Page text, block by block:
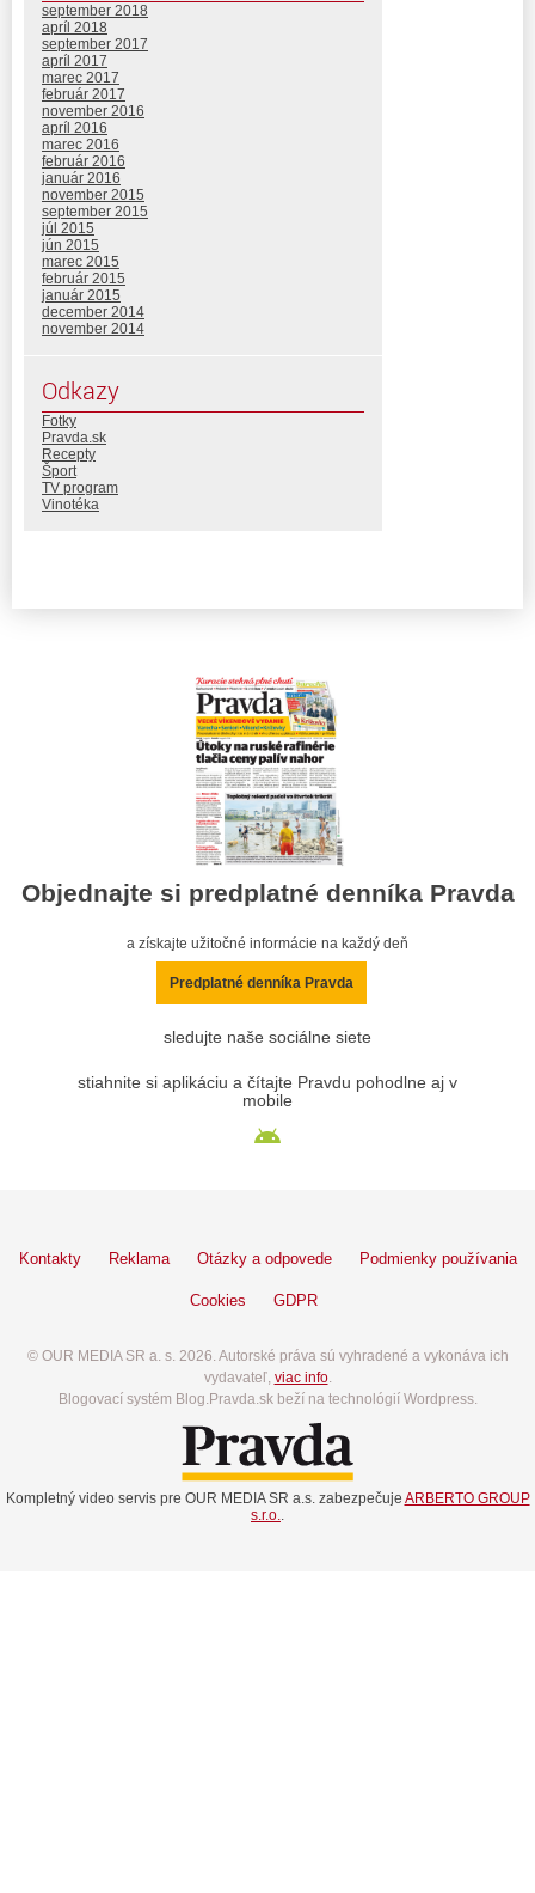
september 2018
apríl 2018
september 2017
apríl 2017
marec 2017
február 2017
november 2016
apríl 2016
marec 2016
február 2016
január 2016
november 2015
september 2015
júl 2015
jún 2015
marec 2015
február 2015
január 2015
december 2014
november 2014
Odkazy
Fotky
Pravda.sk
Recepty
Šport
TV program
Vinotéka
Objednajte si predplatné denníka Pravda
a získajte užitočné informácie na každý deň
Predplatné denníka Pravda
sledujte naše sociálne siete
stiahnite si aplikáciu a čítajte Pravdu pohodlne aj v
mobile
Kontakty Reklama Otázky a odpovede Podmienky používania
Cookies GDPR
© OUR MEDIA SR a. s. 2026. Autorské práva sú vyhradené a vykonáva ich
vydavateľ, viac info.
Blogovací systém Blog.Pravda.sk beží na technológií Wordpress.
Kompletný video servis pre OUR MEDIA SR a.s. zabezpečuje ARBERTO GROUP
s.r.o..